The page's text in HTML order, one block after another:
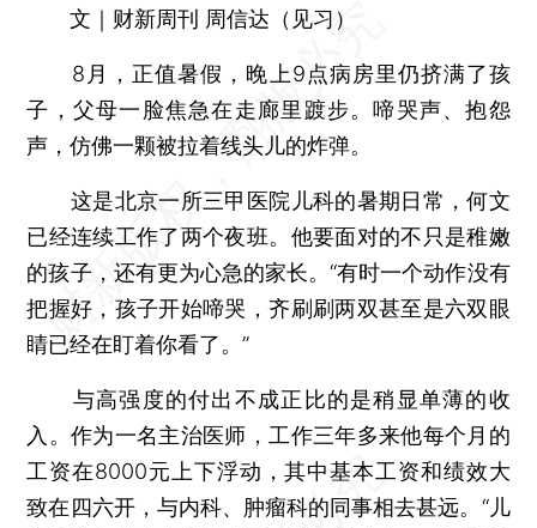
文｜财新周刊 周信达（见习）
8月，正值暑假，晚上9点病房里仍挤满了孩
子，父母一脸焦急在走廊里踱步。啼哭声、抱怨
声，仿佛一颗被拉着线头儿的炸弹。
这是北京一所三甲医院儿科的暑期日常，何文
已经连续工作了两个夜班。他要面对的不只是稚嫩
的孩子，还有更为心急的家长。“有时一个动作没有
把握好，孩子开始啼哭，齐刷刷两双甚至是六双眼
睛已经在盯着你看了。”
与高强度的付出不成正比的是稍显单薄的收
入。作为一名主治医师，工作三年多来他每个月的
工资在8000元上下浮动，其中基本工资和绩效大
致在四六开，与内科、肿瘤科的同事相去甚远。“儿